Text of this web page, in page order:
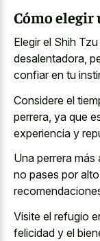
Cómo elegir
Elegir el Shih
desalentadora,
confiar en tu
Considere el
perrera, ya que
experiencia y
Una perrera más
no pases por
Visite el refugio
felicidad y el